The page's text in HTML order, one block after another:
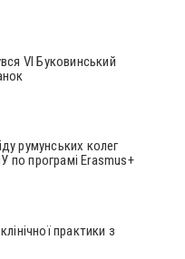
VI Буковинський
румунських колег
програмі Erasmus+
практики з